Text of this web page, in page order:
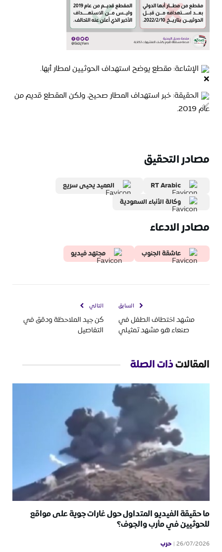
الإشاعة: مقطع يوضح استهداف الحوثيين لمطار أبها.
الحقيقة: خبر استهداف المطار صحيح، ولكن المقطع قديم من
عام 2019.
مصادر التحقيق
RT Arabic
العميد يحيى سريع
وكالة الأنباء السعودية
مصادر الادعاء
عاشقة الجنوب مجتهد فيديو
السابق
مشهد اختطاف الطفل في
صنعاء هو مشهد تمثيلي
التالي
كن جيد الملاحظة ودقق في
التفاصيل
المقالاتذات الصلة
ما حقيقة الفيديو المتداول حول غارات جوية على مواقع
للحوثيين في مأرب والجوف؟
26/07/2026 حرب